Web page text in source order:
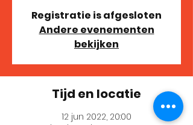
Registratie is afgesloten
Andere evenementen
bekijken
Tijd en locatie
12 jun 2022, 20:00